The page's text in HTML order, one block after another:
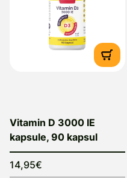
Vitamin D 3000 IE
kapsule, 90 kapsul
14,95€